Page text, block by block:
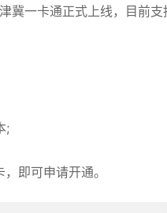
冀一卡通正式上线，目前
;
即可申请开通。